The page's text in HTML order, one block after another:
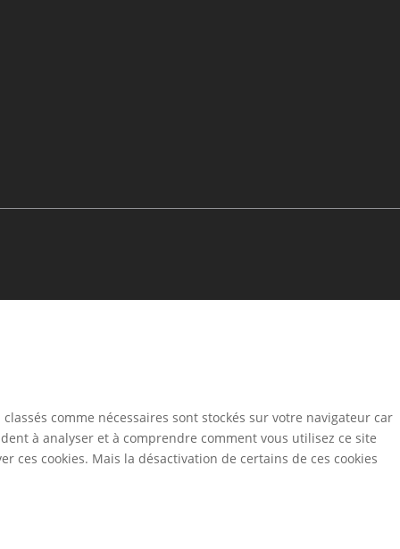
comme nécessaires sont stockés sur votre navigateur car
à analyser et à comprendre comment vous utilisez ce site
ces cookies. Mais la désactivation de certains de ces cookies